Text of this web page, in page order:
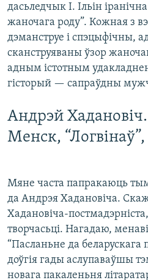
дасьледчык І. Ільін
жаночага роду”. Кожная з
дэманструе і спэцыфічны,
сканструяваны ўзор
адным істотным
гісторый — сапраўдны
Андрэй
Менск,
Мяне часта папракаюць
да Андрэя Хадановіча.
Хадановіча-
творчасьці. Нагадаю,
“Пасланьне да беларускага
доўгія гады аслупаваўшы
новага пакаленьня